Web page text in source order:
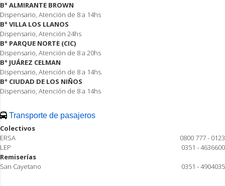
B° ALMIRANTE BROWN
Dispensario, Atención de 8 a 14hs
B° VILLA LOS LLANOS
Dispensario, Atención 24hs
B° PARQUE NORTE (CIC)
Dispensario, Atención de 8 a 20hs
B° JUÁREZ CELMAN
Dispensario, Atención de 8 a 14hs.
B° CIUDAD DE LOS NIÑOS
Dispensario, Atención de 8 a 14hs
Transporte de pasajeros
Colectivos
ERSA
0800 777 - 0123
LEP
0351 - 4636600
Remiserías
San Cayetano
0351 - 4904035